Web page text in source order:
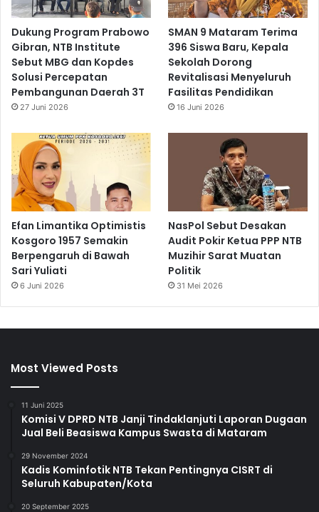
Dukung Program Prabowo
Gibran, NTB Institute
Sebut MBG dan Kopdes
Solusi Percepatan
Pembangunan Daerah 3T
27 Juni 2026
SMAN 9 Mataram Terima
396 Siswa Baru, Kepala
Sekolah Dorong
Revitalisasi Menyeluruh
Fasilitas Pendidikan
16 Juni 2026
Efan Limantika Optimistis
Kosgoro 1957 Semakin
Berpengaruh di Bawah
Sari Yuliati
6 Juni 2026
NasPol Sebut Desakan
Audit Pokir Ketua PPP NTB
Muzihir Sarat Muatan
Politik
31 Mei 2026
Most Viewed Posts
11 Juni 2025
Komisi V DPRD NTB Janji Tindaklanjuti Laporan Dugaan
Jual Beli Beasiswa Kampus Swasta di Mataram
29 November 2024
Kadis Kominfotik NTB Tekan Pentingnya CISRT di
Seluruh Kabupaten/Kota
20 September 2025